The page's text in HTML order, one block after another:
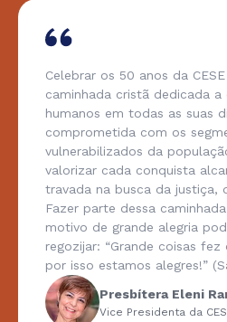
Celebrar os 50 anos da
caminhada cristã dedicada
humanos em todas as suas
comprometida com os
vulnerabilizados da
valorizar cada conquista
travada na busca da justiça,
Fazer parte dessa
motivo de grande alegria
regozijar: “Grande coisas
por isso estamos alegres!”
Presbítera Eleni
Vice Presidenta da